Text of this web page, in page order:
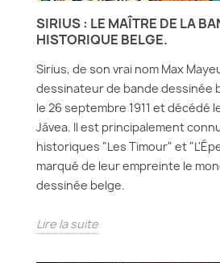
SIRIUS : LE MAÎTRE DE LA
HISTORIQUE BELGE.
Sirius, de son vrai nom Max
dessinateur de bande dessinée
le 26 septembre 1911 et décédé
Jávea. Il est principalement
historiques "Les Timour" et
marqué de leur empreinte le
dessinée belge.
Lire la suite